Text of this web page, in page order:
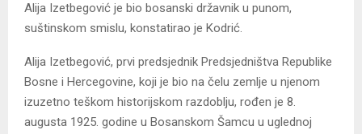
Alija Izetbegović je bio bosanski državnik u punom,
suštinskom smislu, konstatirao je Kodrić.
Alija Izetbegović, prvi predsjednik Predsjedništva Republike
Bosne i Hercegovine, koji je bio na čelu zemlje u njenom
izuzetno teškom historijskom razdoblju, rođen je 8.
augusta 1925. godine u Bosanskom Šamcu u uglednoj